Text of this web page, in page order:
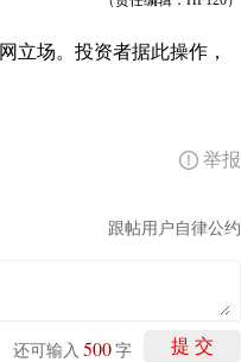
立场。投资者据此操作，
举报
跟帖用户自律公约
提 交
还可输入 500 字